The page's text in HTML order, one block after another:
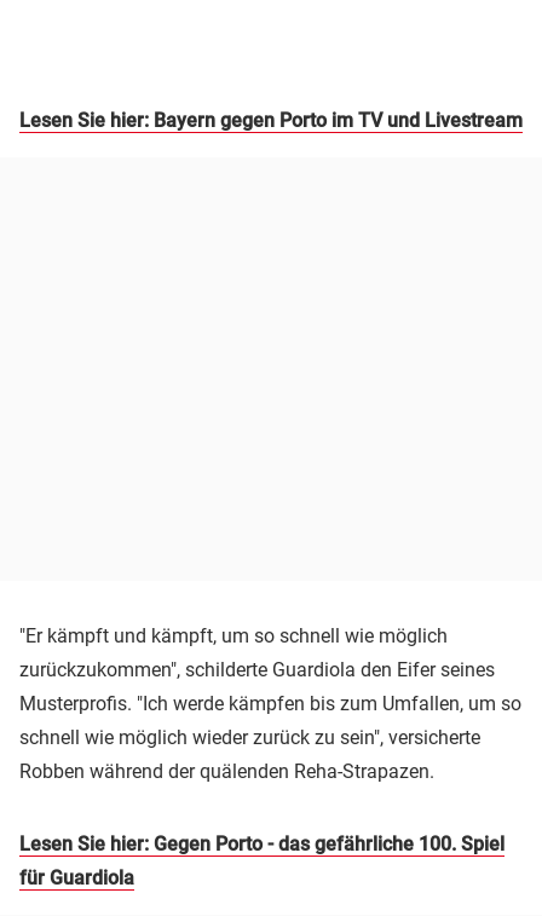
Lesen Sie hier: Bayern gegen Porto im TV und Livestream
"Er kämpft und kämpft, um so schnell wie möglich
zurückzukommen", schilderte Guardiola den Eifer seines
Musterprofis. "Ich werde kämpfen bis zum Umfallen, um so
schnell wie möglich wieder zurück zu sein", versicherte
Robben während der quälenden Reha-Strapazen.
Lesen Sie hier: Gegen Porto - das gefährliche 100. Spiel
für Guardiola